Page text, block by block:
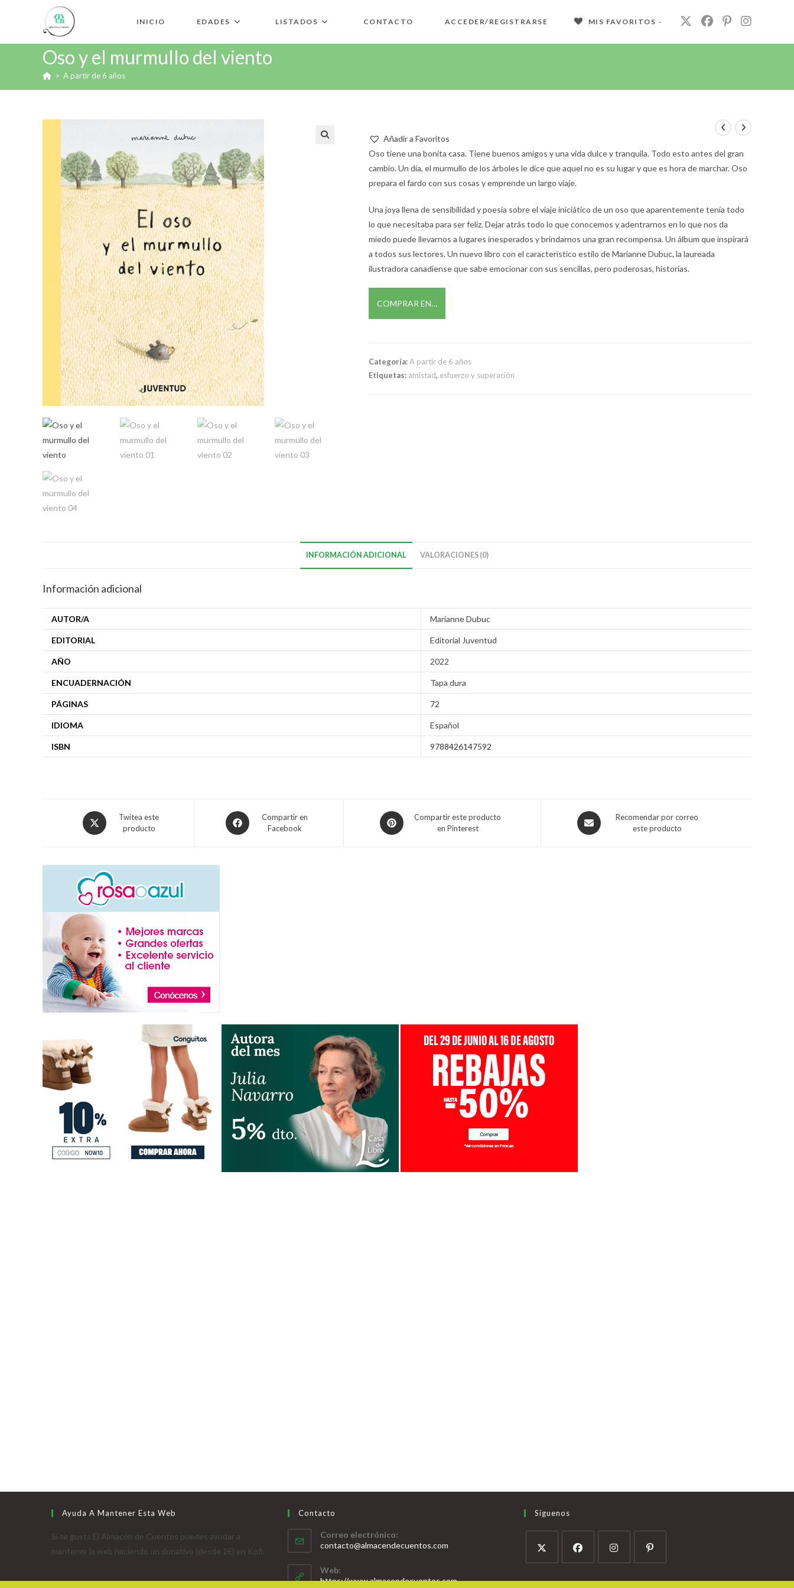
INICIO EDADES LISTADOS CONTACTO ACCEDER/REGISTRARSE MIS FAVORITOS -
Oso y el murmullo del viento
> A partir de 6 años
Añadir a Favoritos
Oso tiene una bonita casa. Tiene buenos amigos y una vida dulce y tranquila. Todo esto antes del gran
cambio. Un día, el murmullo de los árboles le dice que aquel no es su lugar y que es hora de marchar. Oso
prepara el fardo con sus cosas y emprende un largo viaje.
Una joya llena de sensibilidad y poesía sobre el viaje iniciático de un oso que aparentemente tenía todo
lo que necesitaba para ser feliz. Dejar atrás todo lo que conocemos y adentrarnos en lo que nos da
miedo puede llevarnos a lugares inesperados y brindarnos una gran recompensa. Un álbum que inspirará
a todos sus lectores. Un nuevo libro con el característico estilo de Marianne Dubuc, la laureada
ilustradora canadiense que sabe emocionar con sus sencillas, pero poderosas, historias.
COMPRAR EN…
Categoría:A partir de 6 años
Etiquetas: amistad, esfuerzo y superación
INFORMACIÓN ADICIONAL VALORACIONES (0)
Información adicional
AUTOR/A Marianne Dubuc
EDITORIAL Editorial Juventud
AÑO 2022
ENCUADERNACIÓN Tapa dura
PÁGINAS 72
IDIOMA Español
ISBN 9788426147592
Twitea este
producto
Compartir en
Facebook
Compartir este producto
en Pinterest
Recomendar por correo
este producto
Ayuda A Mantener Esta Web
Si te gusta El Almacén de Cuentos puedes ayudar a
mantener la web haciendo un donativo (desde 1€) en Kofi.
Contacto
Correo electrónico:
contacto@almacendecuentos.com
Web:
https://www.almacendecuentos.com
Síguenos